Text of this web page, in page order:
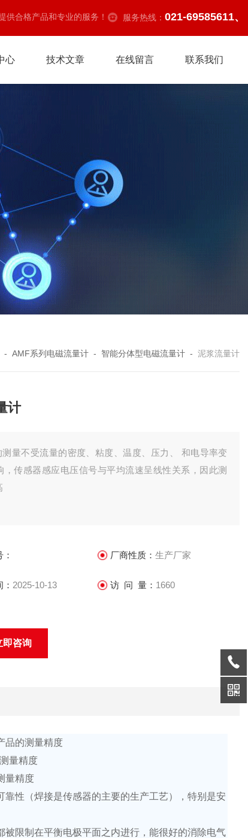
供合格产品和专业的服务！ 服务热线： 021-69585611、
心 技术文章 在线留言 联系我们
- AMF系列电磁流量计 - 智能分体型电磁流量计 - 泥浆流量计
计
测量不受流量的密度、粘度、温度、压力、 和电导率变
，传感器感应电压信号与平均流速呈线性关系，因此测
，可耐腐蚀和磨损
系统，可测正反向流量
厂商性质： 生产厂家
2025-10-13 访 问 量： 1660
即咨询
品的测量精度
量精度
量精度
性（焊接是传感器的主要的生产工艺），特别是安
限制在平衡电极平面之内进行，能很好的消除电气